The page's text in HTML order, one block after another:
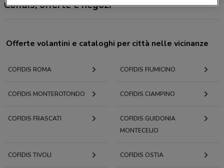
Cofidis, offerte e negozi
Offerte volantini e cataloghi per città nelle vicinanze
COFIDIS ROMA COFIDIS FIUMICINO
COFIDIS MONTEROTONDO COFIDIS CIAMPINO
COFIDIS FRASCATI
COFIDIS GUIDONIA
MONTECELIO
COFIDIS TIVOLI COFIDIS OSTIA